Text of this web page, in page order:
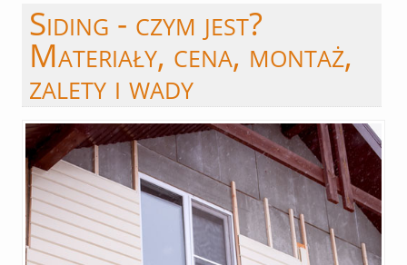
Siding - czym jest?
Materiały, cena, montaż,
zalety i wady